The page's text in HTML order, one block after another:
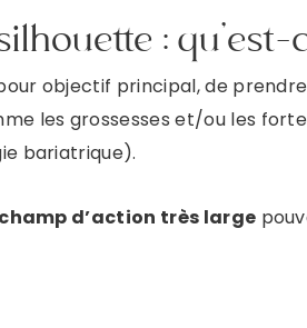
: qu’est-
objectif principal, de
les grossesses et/ou les
bariatrique).
champ d’action très large